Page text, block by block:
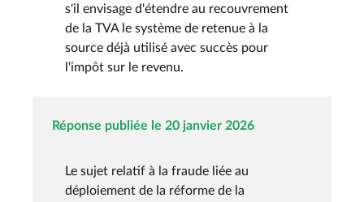
s'il envisage d'étendre au recouvrement
de la TVA le système de retenue à la
source déjà utilisé avec succès pour
l'impôt sur le revenu.
Réponse publiée le 20 janvier 2026
Le sujet relatif à la fraude liée au
déploiement de la réforme de la